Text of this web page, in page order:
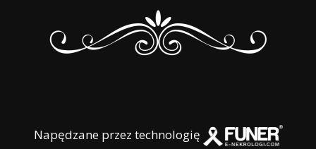
Napędzane przez technologię